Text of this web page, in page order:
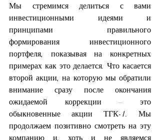
Мы стремимся делиться с вами
инвестиционными идеями и
принципами правильного
формирования инвестиционного
портфеля, показывая на конкретных
примерах как это делается. Что касается
второй акции, на которую мы обратили
внимание сразу после окончания
ожидаемой коррекции – это
обыкновенные акции ТГК-1. Мы
продолжаем позитивно смотреть на эту
компанию и, хоть и не являемся